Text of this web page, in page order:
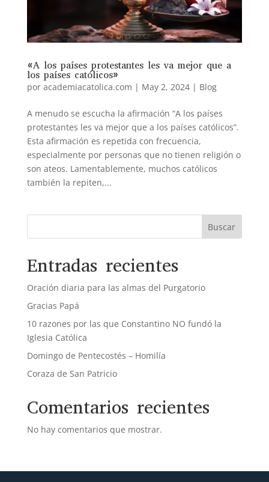
«A los países protestantes les va mejor que a
los países católicos»
por academiacatolica.com | May 2, 2024| Blog
A menudo se escucha la afirmación “A los países
protestantes les va mejor que a los países católicos”.
Esta afirmación es repetida con frecuencia,
especialmente por personas que no tienen religión o
son ateos. Lamentablemente, muchos católicos
también la repiten,...
Buscar
Entradas recientes
Oración diaria para las almas del Purgatorio
Gracias Papá
10 razones por las que Constantino NO fundó la
Iglesia Católica
Domingo de Pentecostés – Homilía
Coraza de San Patricio
Comentarios recientes
No hay comentarios que mostrar.